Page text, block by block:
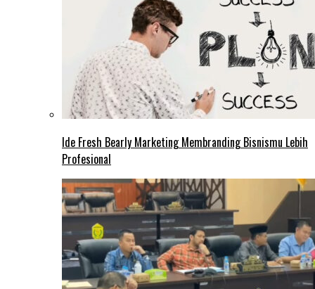
Ide Fresh Bearly Marketing Membranding Bisnismu Lebih
Profesional